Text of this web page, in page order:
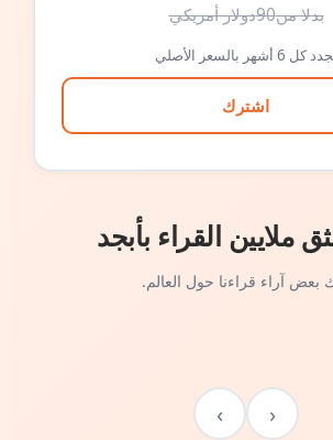
بدلا من90دولار أمريكي
كل 6 أشهر بالسعر الأصلي
اشترك
ملايين القراء بأبجد
بعض آراء قراءنا حول العالم.
‹
›